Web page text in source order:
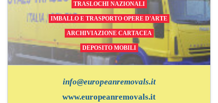
TRASLOCHI NAZIONALI
IMBALLO E TRASPORTO OPERE D'ARTE
ARCHIVIAZIONE CARTACEA
DEPOSITO MOBILI
info@europeanremovals.it
www.europeanremovals.it